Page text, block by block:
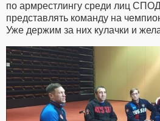
по армрестлингу среди лиц
представлять команду на
Уже держим за них кулачки и